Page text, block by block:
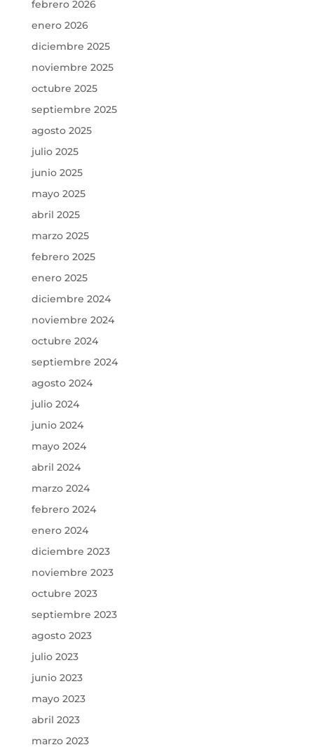
febrero 2026
enero 2026
diciembre 2025
noviembre 2025
octubre 2025
septiembre 2025
agosto 2025
julio 2025
junio 2025
mayo 2025
abril 2025
marzo 2025
febrero 2025
enero 2025
diciembre 2024
noviembre 2024
octubre 2024
septiembre 2024
agosto 2024
julio 2024
junio 2024
mayo 2024
abril 2024
marzo 2024
febrero 2024
enero 2024
diciembre 2023
noviembre 2023
octubre 2023
septiembre 2023
agosto 2023
julio 2023
junio 2023
mayo 2023
abril 2023
marzo 2023